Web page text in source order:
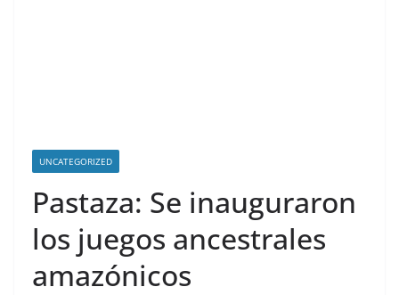
UNCATEGORIZED
Pastaza: Se inauguraron
los juegos ancestrales
amazónicos